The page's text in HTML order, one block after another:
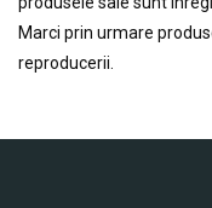
Marci prin urmare
reproducerii.